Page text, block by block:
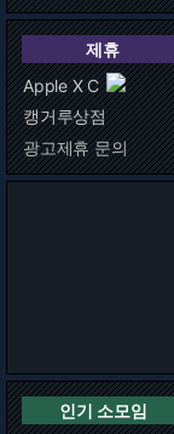
제휴
Apple X C
캥거루상점
광고제휴 문의
인기 소모임